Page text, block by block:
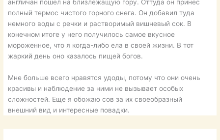
англичан пошел на близлежащую гору. Оттуда он принес
полный термос чистого горного снега. Он добавил туда
немного воды с речки и растворимый вишневый сок. В
конечном итоге у него получилось самое вкусное
мороженное, что я когда-либо ела в своей жизни. В тот
жаркий день оно казалось пищей богов.
Мне больше всего нравятся удоды, потому что они очень
красивы и наблюдение за ними не вызывает особых
сложностей. Еще я обожаю сов за их своеобразный
внешний вид и интересные повадки.